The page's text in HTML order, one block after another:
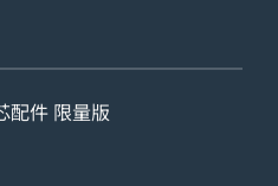
配件 限量版